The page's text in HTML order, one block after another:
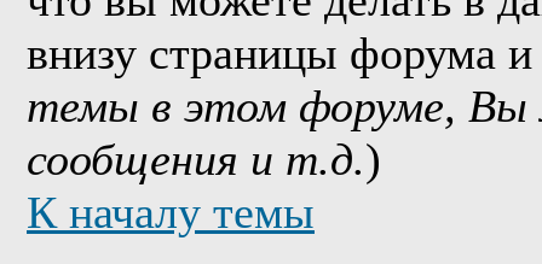
внизу страницы форума
темы в этом форуме,
сообщения и т.д.)
К началу темы